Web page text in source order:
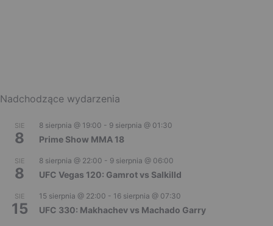
Nadchodzące wydarzenia
SIE
8
8 sierpnia @ 19:00 - 9 sierpnia @ 01:30
Prime Show MMA 18
SIE
8
8 sierpnia @ 22:00 - 9 sierpnia @ 06:00
UFC Vegas 120: Gamrot vs Salkilld
SIE
15
15 sierpnia @ 22:00 - 16 sierpnia @ 07:30
UFC 330: Makhachev vs Machado Garry